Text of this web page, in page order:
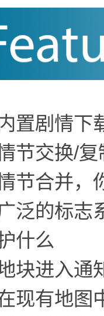
置剧情下
节交换/
节合并，
泛的标志
什么
块进入通
现有地图